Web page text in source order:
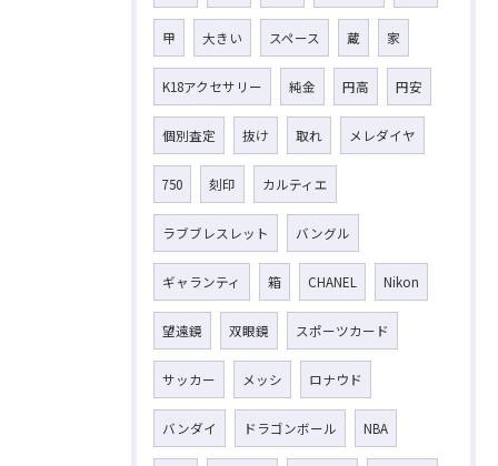
甲 大きい スペース 蔵 家
K18アクセサリー 純金 円高 円安
個別査定 抜け 取れ メレダイヤ
750 刻印 カルティエ
ラブブレスレット バングル
ギャランティ 箱 CHANEL Nikon
望遠鏡 双眼鏡 スポーツカード
サッカー メッシ ロナウド
バンダイ ドラゴンボール NBA